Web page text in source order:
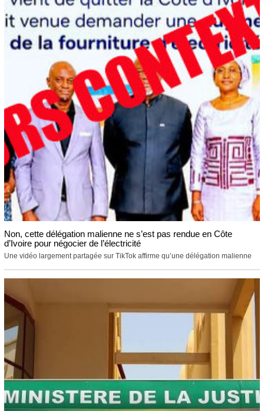
Non, cette délégation malienne ne s’est pas rendue en Côte
d’Ivoire pour négocier de l’électricité
Une vidéo largement partagée sur TikTok affirme qu’une délégation malienne